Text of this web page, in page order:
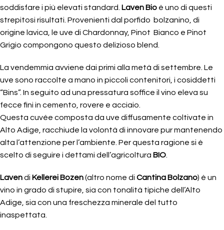
soddisfare i più elevati standard. Laven Bio è uno di questi
strepitosi risultati. Provenienti dal porfido bolzanino, di
origine lavica, le uve di Chardonnay, Pinot Bianco e Pinot
Grigio compongono questo delizioso blend.
La vendemmia avviene dai primi alla metà di settembre. Le
uve sono raccolte a mano in piccoli contenitori, i cosiddetti
“Bins”. In seguito ad una pressatura soffice il vino eleva su
fecce fini in cemento, rovere e acciaio.
Questa cuvée composta da uve diffusamente coltivate in
Alto Adige, racchiude la volontà di innovare pur mantenendo
alta l’attenzione per l’ambiente. Per questa ragione si è
scelto di seguire i dettami dell’agricoltura BIO
Lavendi Kellerei Bozen(altro nome di Cantina Bolzano) è un
vino in grado di stupire, sia con tonalità tipiche dell’Alto
Adige, sia con una freschezza minerale del tutto
inaspettata.